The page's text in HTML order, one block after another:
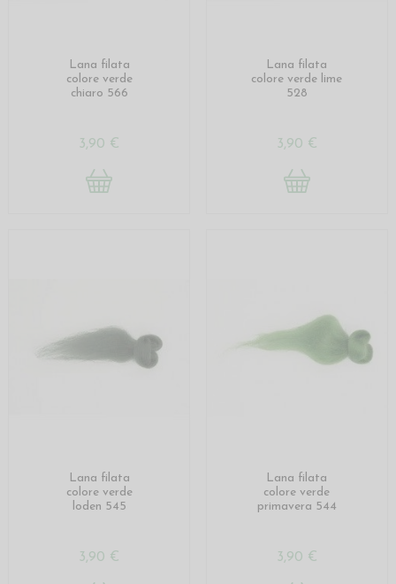
Lana filata
colore verde
chiaro 566
3,90 €
Lana filata
colore verde lime
528
3,90 €
Lana filata
colore verde
loden 545
3,90 €
Lana filata
colore verde
primavera 544
3,90 €